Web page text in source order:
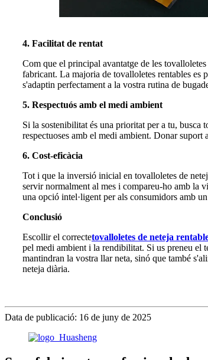
4. Facilitat de rentat
Com que el principal avantatge de les
fabricant. La majoria de tovalloletes rentables es
s'adaptin perfectament a la vostra rutina de
5. Respectuós amb el medi ambient
Si la sostenibilitat és una prioritat per a tu, busca
respectuoses amb el medi ambient. Donar
6. Cost-eficàcia
Tot i que la inversió inicial en tovalloletes de
servir normalment al mes i compareu-ho amb la
una opció intel·ligent per als consumidors amb
Conclusió
Escollir el correctetovalloletes de neteja
pel medi ambient i la rendibilitat. Si us preneu el
mantindran la vostra llar neta, sinó que també
neteja diària.
Data de publicació: 16 de juny de 2025